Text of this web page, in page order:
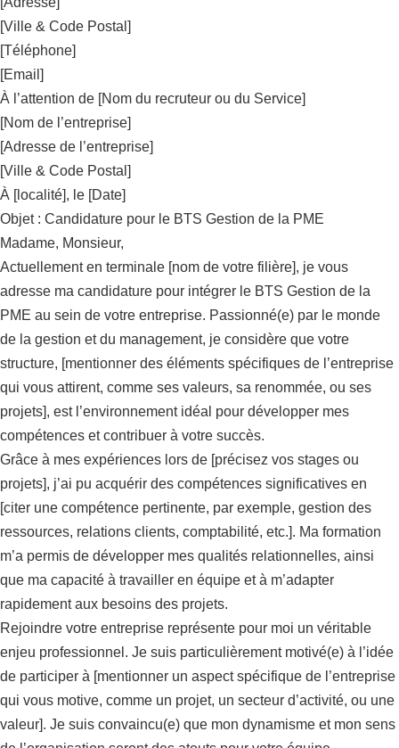
[Ville & Code Postal]
[Téléphone]
[Email]
À l’attention de [Nom du recruteur ou du Service]
[Nom de l’entreprise]
[Adresse de l’entreprise]
[Ville & Code Postal]
À [localité], le [Date]
Objet : Candidature pour le BTS Gestion de la PME
Madame, Monsieur,
Actuellement en terminale [nom de votre filière], je vous
adresse ma candidature pour intégrer le BTS Gestion de la
PME au sein de votre entreprise. Passionné(e) par le monde
de la gestion et du management, je considère que votre
structure, [mentionner des éléments spécifiques de l’entreprise
qui vous attirent, comme ses valeurs, sa renommée, ou ses
projets], est l’environnement idéal pour développer mes
compétences et contribuer à votre succès.
Grâce à mes expériences lors de [précisez vos stages ou
projets], j’ai pu acquérir des compétences significatives en
[citer une compétence pertinente, par exemple, gestion des
ressources, relations clients, comptabilité, etc.]. Ma formation
m’a permis de développer mes qualités relationnelles, ainsi
que ma capacité à travailler en équipe et à m’adapter
rapidement aux besoins des projets.
Rejoindre votre entreprise représente pour moi un véritable
enjeu professionnel. Je suis particulièrement motivé(e) à l’idée
de participer à [mentionner un aspect spécifique de l’entreprise
qui vous motive, comme un projet, un secteur d’activité, ou une
valeur]. Je suis convaincu(e) que mon dynamisme et mon sens